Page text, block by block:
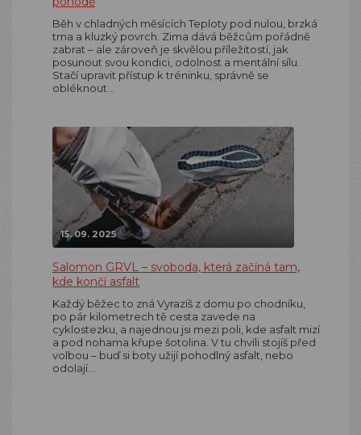
Běh v chladných měsících Teploty pod nulou, brzká
tma a kluzký povrch. Zima dává běžcům pořádně
zabrat – ale zároveň je skvělou příležitostí, jak
posunout svou kondici, odolnost a mentální sílu.
Stačí upravit přístup k tréninku, správně se
obléknout…
15. 09. 2025
Salomon GRVL – svoboda, která začíná tam,
kde končí asfalt
Každý běžec to zná Vyrazíš z domu po chodníku,
po pár kilometrech tě cesta zavede na
cyklostezku, a najednou jsi mezi poli, kde asfalt mizí
a pod nohama křupe šotolina. V tu chvíli stojíš před
volbou – buď si boty užijí pohodlný asfalt, nebo
odolají…